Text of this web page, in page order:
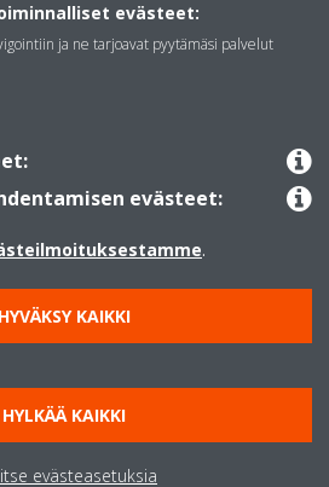
© Daikin
evästeet:
ja ne tarjoavat pyytämäsi palvelut
evästeet:
.
HYVÄKSY KAIKKI
HYLKÄÄ KAIKKI
evästeasetuksia